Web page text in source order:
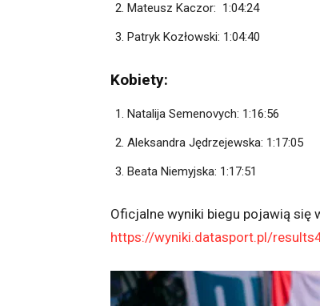
Mateusz Kaczor: 1:04:24
Patryk Kozłowski: 1:04:40
Kobiety:
Natalija Semenovych: 1:16:56
Aleksandra Jędrzejewska: 1:17:05
Beata Niemyjska: 1:17:51
Oficjalne wyniki biegu pojawią
https://wyniki.datasport.pl/